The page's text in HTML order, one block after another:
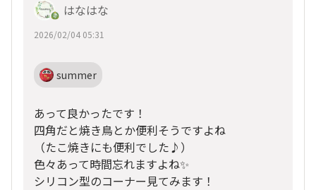
はなはな
2026/02/04 05:31
summer
あって良かったです！
四角だと焼き鳥とか便利そうですよね
（たこ焼きにも便利でした♪）
色々あって時間忘れますよね✨
シリコン型のコーナー見てみます！